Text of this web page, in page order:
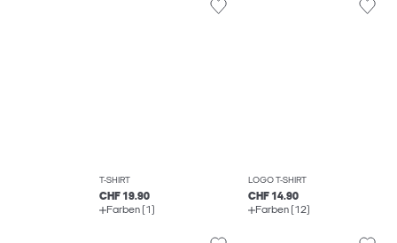
T-SHIRT
CHF 19.90
Farben (1)
LOGO T-SHIRT
CHF 14.90
Farben (12)